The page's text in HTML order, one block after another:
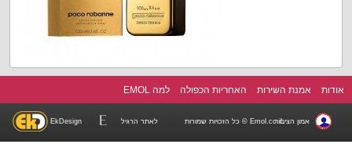
אודות אמנת השירות האחריות הכפולה למה EMOL
EkDesign לאתר הרגיל אמון הציבורEmol.co.il © כל הזכויות שמורות